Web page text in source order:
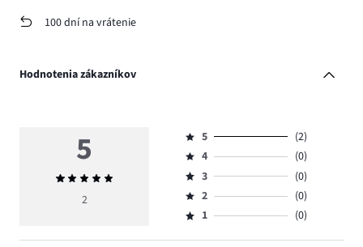
100 dní na vrátenie
Hodnotenia zákazníkov
5
Priemerné
hodnotenie
2
Hodnotenie
5,
počet
hlasov
2.
5
(2)
Hodnotenie
4,
počet
hlasov
4
(0)
Hodnotenie
3,
počet
3
(0)
Hodnotenie
2,
2
(0)
Hodnotenie
1,
1 (0)